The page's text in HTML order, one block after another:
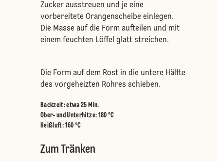
Zucker ausstreuen und je eine
vorbereitete Orangenscheibe einlegen.
Die Masse auf die Form aufteilen und mit
einem feuchten Löffel glatt streichen.
Die Form auf dem Rost in die untere Hälfte
des vorgeheizten Rohres schieben.
Backzeit: etwa 25 Min.
Ober- und Unterhitze: 180 °C
Heißluft:160 °C
Zum Tränken